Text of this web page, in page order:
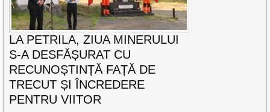
LA PETRILA, ZIUA MINERULUI
S-A DESFĂȘURAT CU
RECUNOȘTINȚĂ FAȚĂ DE
TRECUT ȘI ÎNCREDERE
PENTRU VIITOR